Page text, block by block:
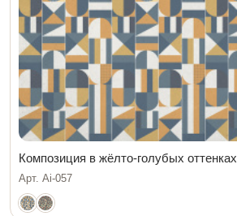
Композиция в жёлто-голубых оттенках
Арт. Ai-057